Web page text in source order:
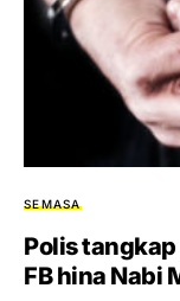
SEMASA
Polis
FB hina Nabi